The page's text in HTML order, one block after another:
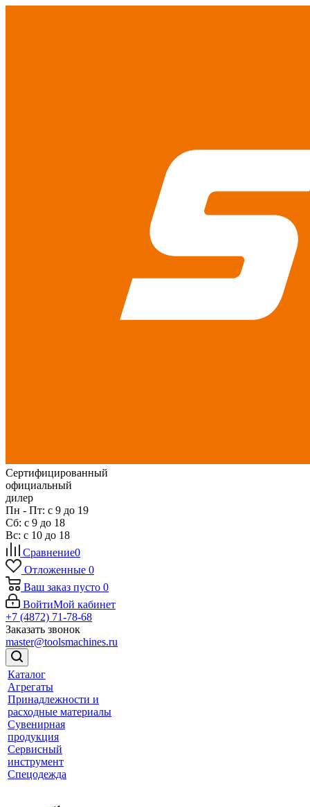
Сертифицированный
официальный
дилер
Пн - Пт: с 9 до 19
Сб: с 9 до 18
Вс: с 10 до 18
Сравнение0
Отложенные 0
Ваш заказ пусто 0
ВойтиМой кабинет
+7 (4872) 71-78-68
Заказать звонок
master@toolsmachines.ru
Каталог
Агрегаты
Принадлежности и
расходные материалы
Сувенирная
продукция
Сервисный
инструмент
Спецодежда